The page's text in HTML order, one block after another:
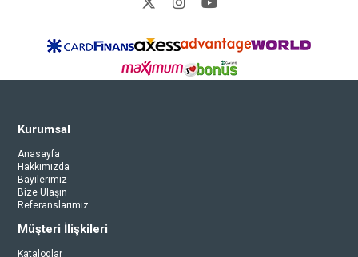
Kurumsal
Anasayfa
Hakkımızda
Bayilerimiz
Bize Ulaşın
Referanslarımız
Müşteri İlişkileri
Kataloglar